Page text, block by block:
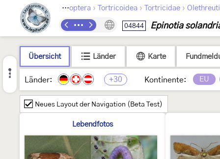
Lepidoptera › Tortricoidea › Tortricidae ›
04844 Epinotia
Übersicht Länder Karte
Länder: +30 Kontinente: EU
Neues Layout der Navigation (Beta Test)
Lebendfotos